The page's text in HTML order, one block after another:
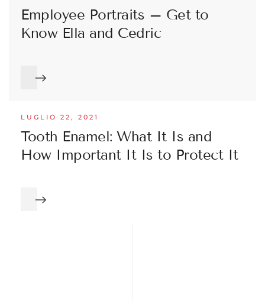
Employee Portraits – Get to
Know Ella and Cedric
LUGLIO 22, 2021
Tooth Enamel: What It Is and
How Important It Is to Protect It